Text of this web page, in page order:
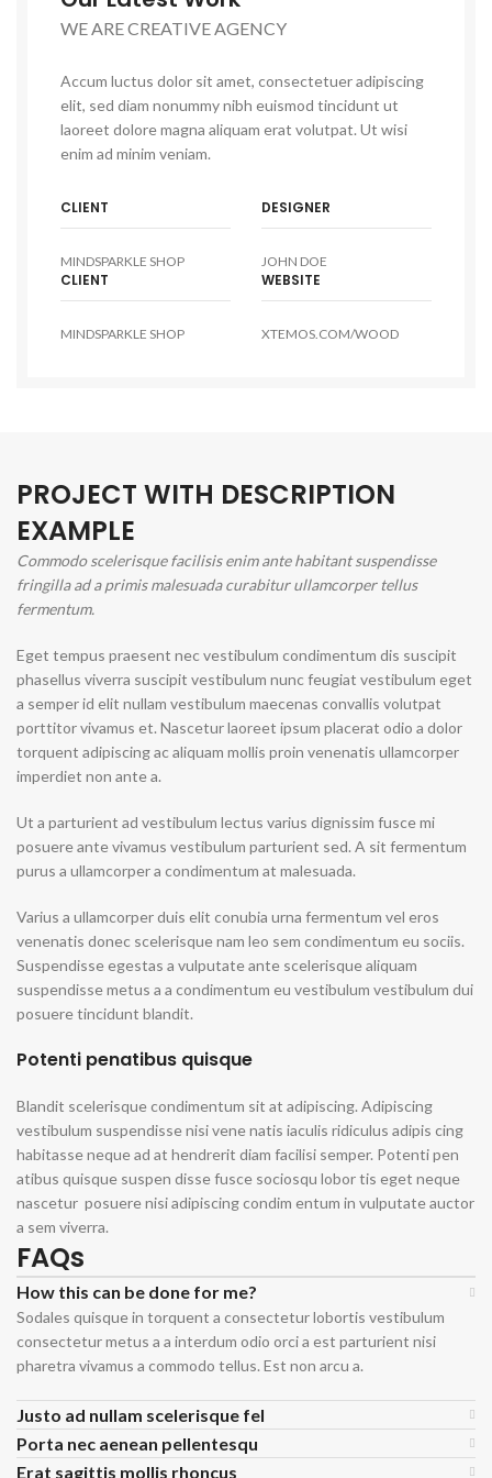
WE ARE CREATIVE AGENCY
Accum luctus dolor sit amet, consectetuer adipiscing
elit, sed diam nonummy nibh euismod tincidunt ut
laoreet dolore magna aliquam erat volutpat. Ut wisi
enim ad minim veniam.
CLIENT
MINDSPARKLE SHOP
DESIGNER
JOHN DOE
CLIENT
MINDSPARKLE SHOP
WEBSITE
XTEMOS.COM/WOOD
PROJECT WITH DESCRIPTION
EXAMPLE
Commodo scelerisque facilisis enim ante habitant suspendisse
fringilla ad a primis malesuada curabitur ullamcorper tellus
fermentum.
Eget tempus praesent nec vestibulum condimentum dis suscipit
phasellus viverra suscipit vestibulum nunc feugiat vestibulum eget
a semper id elit nullam vestibulum maecenas convallis volutpat
porttitor vivamus et. Nascetur laoreet ipsum placerat odio a dolor
torquent adipiscing ac aliquam mollis proin venenatis ullamcorper
imperdiet non ante a.
Ut a parturient ad vestibulum lectus varius dignissim fusce mi
posuere ante vivamus vestibulum parturient sed. A sit fermentum
purus a ullamcorper a condimentum at malesuada.
Varius a ullamcorper duis elit conubia urna fermentum vel eros
venenatis donec scelerisque nam leo sem condimentum eu sociis.
Suspendisse egestas a vulputate ante scelerisque aliquam
suspendisse metus a a condimentum eu vestibulum vestibulum dui
posuere tincidunt blandit.
Potenti penatibus quisque
Blandit scelerisque condimentum sit at adipiscing. Adipiscing
vestibulum suspendisse nisi vene natis iaculis ridiculus adipis cing
habitasse neque ad at hendrerit diam facilisi semper. Potenti pen
atibus quisque suspen disse fusce sociosqu lobor tis eget neque
nascetur posuere nisi adipiscing condim entum in vulputate auctor
a sem viverra.
FAQs
How this can be done for me?
Sodales quisque in torquent a consectetur lobortis vestibulum
consectetur metus a a interdum odio orci a est parturient nisi
pharetra vivamus a commodo tellus. Est non arcu a.
Justo ad nullam scelerisque fel
Porta nec aenean pellentesqu
Erat sagittis mollis rhoncus